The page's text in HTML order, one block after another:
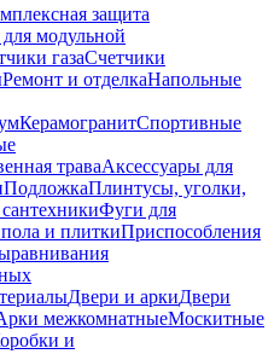
защита
модульной
газаСчетчики
Ремонт и отделкаНапольные
КерамогранитСпортивные
траваАксессуары для
ПодложкаПлинтусы, уголки,
Фуги для
и плиткиПриспособления
Двери и аркиДвери
межкомнатныеМоскитные
и